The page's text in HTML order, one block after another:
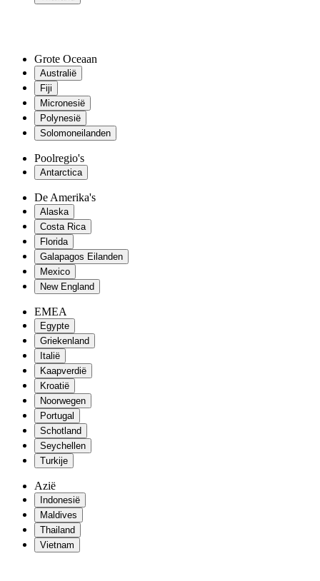
Grote Oceaan
Australië
Fiji
Micronesië
Polynesië
Solomoneilanden
Poolregio's
Antarctica
De Amerika's
Alaska
Costa Rica
Florida
Galapagos Eilanden
Mexico
New England
EMEA
Egypte
Griekenland
Italië
Kaapverdië
Kroatië
Noorwegen
Portugal
Schotland
Seychellen
Turkije
Azië
Indonesië
Maldives
Thailand
Vietnam